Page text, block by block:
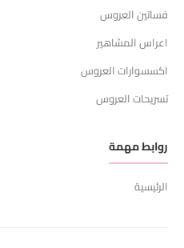
فساتين العروس
اعراس المشاهير
اكسسوارات العروس
تسريحات العروس
روابط مهمة
الرئيسية